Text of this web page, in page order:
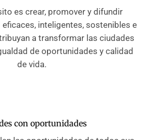
es crear, promover y difundir
inteligentes, sostenibles e
a transformar las ciudades
de oportunidades y calidad
de vida.
con oportunidades